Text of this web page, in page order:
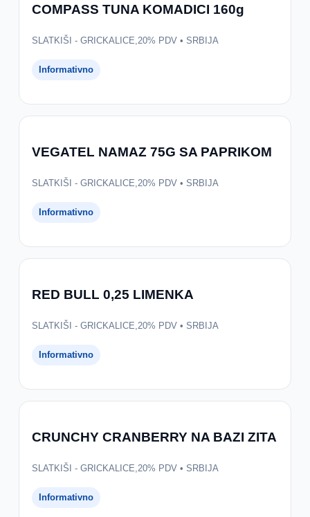
COMPASS TUNA KOMADICI 160g
SLATKIŠI - GRICKALICE,20% PDV • SRBIJA
Informativno
VEGATEL NAMAZ 75G SA PAPRIKOM
SLATKIŠI - GRICKALICE,20% PDV • SRBIJA
Informativno
RED BULL 0,25 LIMENKA
SLATKIŠI - GRICKALICE,20% PDV • SRBIJA
Informativno
CRUNCHY CRANBERRY NA BAZI ZITA
SLATKIŠI - GRICKALICE,20% PDV • SRBIJA
Informativno